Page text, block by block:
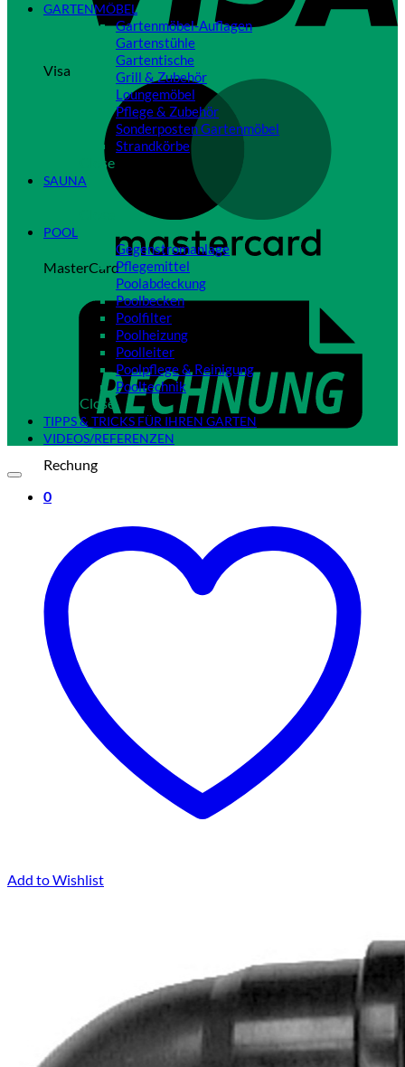
Visa
MasterCard
Rechung
0
GARTENMÖBEL
Gartenmöbel-Auflagen
Gartenstühle
Gartentische
Grill & Zubehör
Loungemöbel
Pflege & Zubehör
Sonderposten Gartenmöbel
Strandkörbe
Close
SAUNA
POOL
Gegenstromanlage
Pflegemittel
Poolabdeckung
Poolbecken
Poolfilter
Poolheizung
Poolleiter
Poolpflege & Reinigung
Pooltechnik
Close
TIPPS & TRICKS FÜR IHREN GARTEN
VIDEOS/REFERENZEN
Add to Wishlist